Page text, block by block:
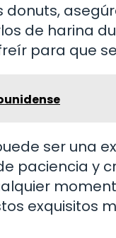
de harina
para que
ser una
paciencia y
exquisitos